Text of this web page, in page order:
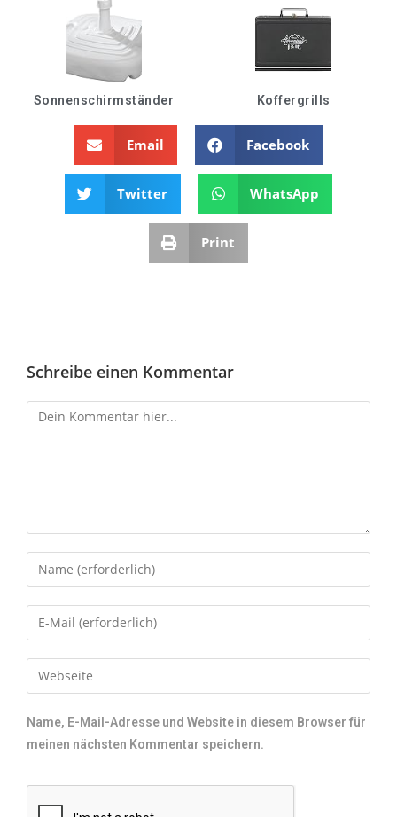
Sonnenschirmständer Koffergrills
Email Facebook
Twitter WhatsApp
Print
Schreibe einen Kommentar
Name, E-Mail-Adresse und Website in diesem Browser für
meinen nächsten Kommentar speichern.